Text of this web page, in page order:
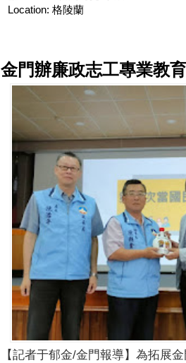
Location: 格陵蘭
金門辦廉政志工專業教
【記者于郁金/金門報導】為拓展